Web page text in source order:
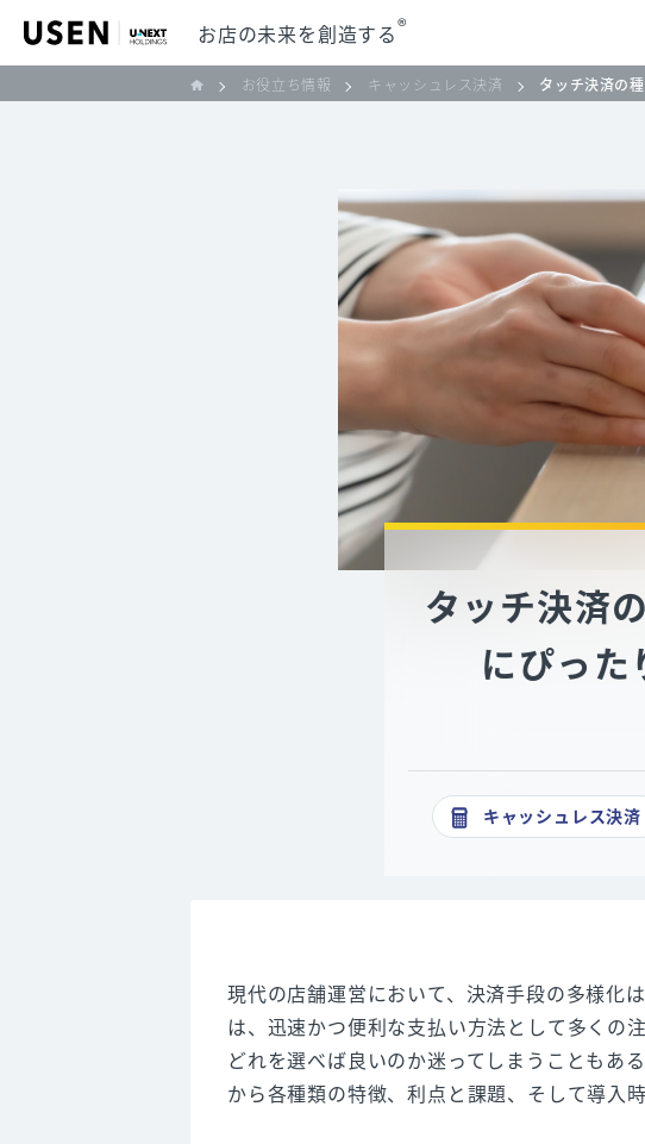
お店の未来を創造する®
お役立ち情報 キャッシュレス決済 タッチ決済の
タッチ決済
にぴった
キャッシュレス決済
現代の店舗運営において、決済手段の多様化
は、迅速かつ便利な支払い方法として多くの
どれを選べば良いのか迷ってしまうこともあ
から各種類の特徴、利点と課題、そして導入